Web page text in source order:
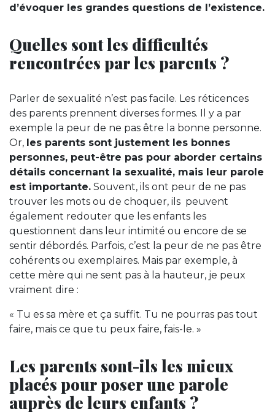
d’évoquer les grandes questions de l’existence.
Quelles sont les difficultés
rencontrées par les parents ?
Parler de sexualité n’est pas facile. Les réticences
des parents prennent diverses formes. Il y a par
exemple la peur de ne pas être la bonne personne.
Or, les parents sont justement les bonnes
personnes, peut-être pas pour aborder certains
détails concernant la sexualité, mais leur parole
est importante. Souvent, ils ont peur de ne pas
trouver les mots ou de choquer, ils peuvent
également redouter que les enfants les
questionnent dans leur intimité ou encore de se
sentir débordés. Parfois, c’est la peur de ne pas être
cohérents ou exemplaires. Mais par exemple, à
cette mère qui ne sent pas à la hauteur, je peux
vraiment dire :
« Tu es sa mère et ça suffit. Tu ne pourras pas tout
faire, mais ce que tu peux faire, fais-le. »
Les parents sont-ils les mieux
placés pour poser une parole
auprès de leurs enfants ?